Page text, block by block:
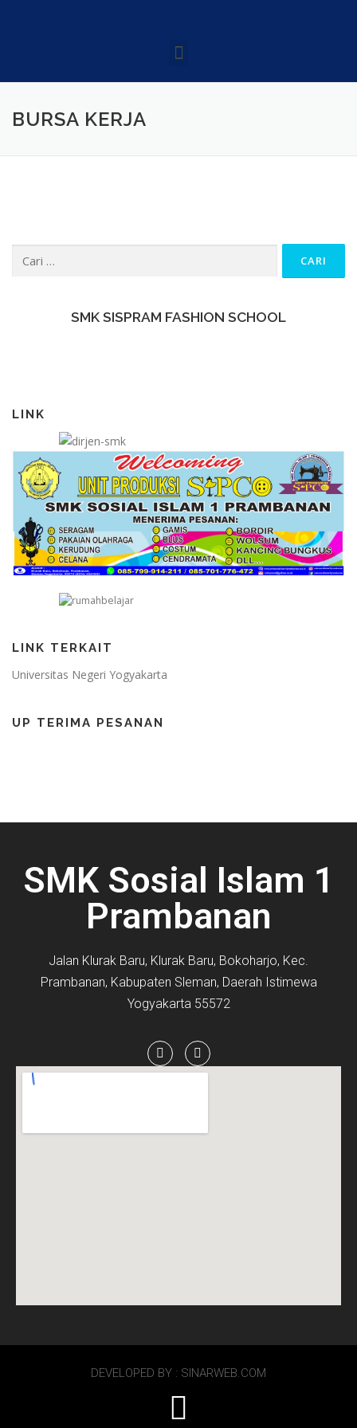
BURSA KERJA
SMK SISPRAM FASHION SCHOOL
LINK
LINK TERKAIT
Universitas Negeri Yogyakarta
UP TERIMA PESANAN
SMK Sosial Islam 1
Prambanan
Jalan Klurak Baru, Klurak Baru, Bokoharjo, Kec.
Prambanan, Kabupaten Sleman, Daerah Istimewa
Yogyakarta 55572
DEVELOPED BY : SINARWEB.COM